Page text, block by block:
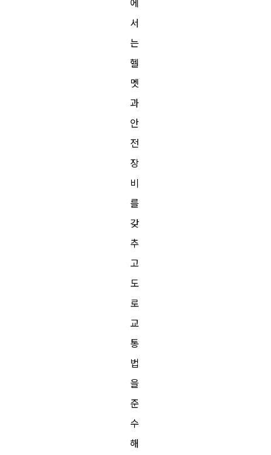
서
는
헬
멧
과
안
전
장
비
를
갖
추
고
도
로
교
통
법
을
준
수
해